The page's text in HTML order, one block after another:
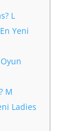
L
Yeni
M
Ladies